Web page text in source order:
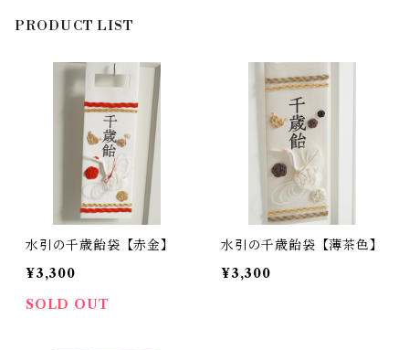
PRODUCT LIST
水引の千歳飴袋【赤金】
¥3,300
SOLD OUT
水引の千歳飴袋【薄茶色】
¥3,300